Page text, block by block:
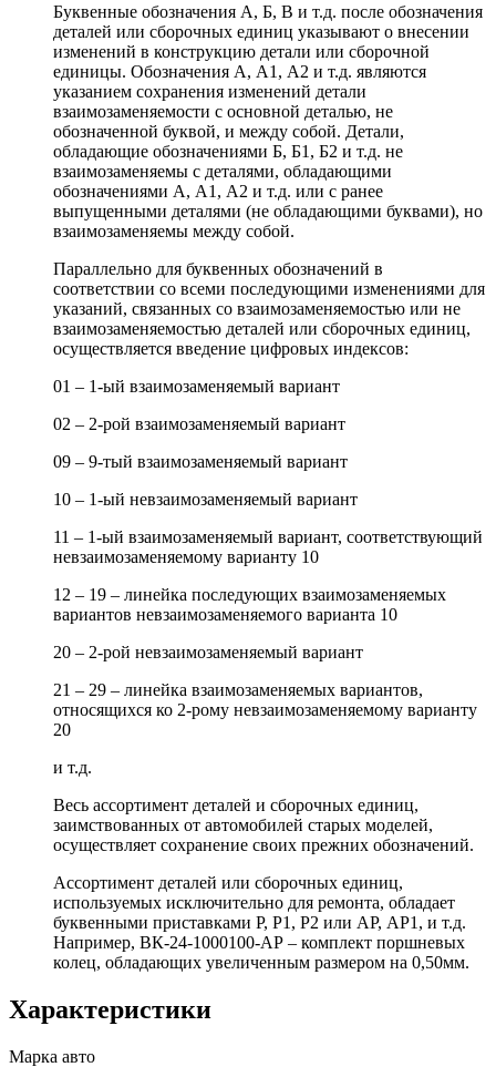
Буквенные обозначения А, Б, В и т.д. после обозначения
деталей или сборочных единиц указывают о внесении
изменений в конструкцию детали или сборочной
единицы. Обозначения А, А1, А2 и т.д. являются
указанием сохранения изменений детали
взаимозаменяемости с основной деталью, не
обозначенной буквой, и между собой. Детали,
обладающие обозначениями Б, Б1, Б2 и т.д. не
взаимозаменяемы с деталями, обладающими
обозначениями А, А1, А2 и т.д. или с ранее
выпущенными деталями (не обладающими буквами), но
взаимозаменяемы между собой.
Параллельно для буквенных обозначений в
соответствии со всеми последующими изменениями для
указаний, связанных со взаимозаменяемостью или не
взаимозаменяемостью деталей или сборочных единиц,
осуществляется введение цифровых индексов:
01 – 1-ый взаимозаменяемый вариант
02 – 2-рой взаимозаменяемый вариант
09 – 9-тый взаимозаменяемый вариант
10 – 1-ый невзаимозаменяемый вариант
11 – 1-ый взаимозаменяемый вариант, соответствующий
невзаимозаменяемому варианту 10
12 – 19 – линейка последующих взаимозаменяемых
вариантов невзаимозаменяемого варианта 10
20 – 2-рой невзаимозаменяемый вариант
21 – 29 – линейка взаимозаменяемых вариантов,
относящихся ко 2-рому невзаимозаменяемому варианту
20
и т.д.
Весь ассортимент деталей и сборочных единиц,
заимствованных от автомобилей старых моделей,
осуществляет сохранение своих прежних обозначений.
Ассортимент деталей или сборочных единиц,
используемых исключительно для ремонта, обладает
буквенными приставками Р, Р1, Р2 или АР, АР1, и т.д.
Например, ВК-24-1000100-АР – комплект поршневых
колец, обладающих увеличенным размером на 0,50мм.
Характеристики
Марка авто